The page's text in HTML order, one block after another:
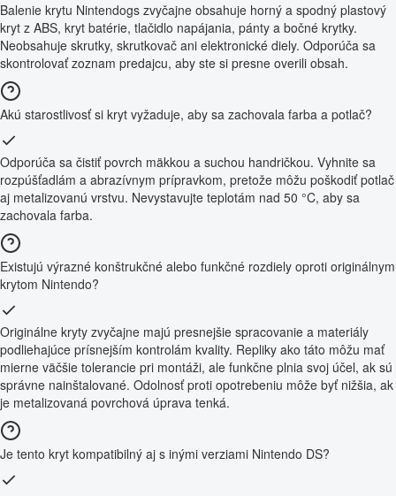
Balenie krytu Nintendogs zvyčajne obsahuje horný a spodný plastový
kryt z ABS, kryt batérie, tlačidlo napájania, pánty a bočné krytky.
Neobsahuje skrutky, skrutkovač ani elektronické diely. Odporúča sa
skontrolovať zoznam predajcu, aby ste si presne overili obsah.
Akú starostlivosť si kryt vyžaduje, aby sa zachovala farba a potlač?
Odporúča sa čistiť povrch mäkkou a suchou handričkou. Vyhnite sa
rozpúšťadlám a abrazívnym prípravkom, pretože môžu poškodiť potlač
aj metalizovanú vrstvu. Nevystavujte teplotám nad 50 °C, aby sa
zachovala farba.
Existujú výrazné konštrukčné alebo funkčné rozdiely oproti originálnym
krytom Nintendo?
Originálne kryty zvyčajne majú presnejšie spracovanie a materiály
podliehajúce prísnejším kontrolám kvality. Repliky ako táto môžu mať
mierne väčšie tolerancie pri montáži, ale funkčne plnia svoj účel, ak sú
správne nainštalované. Odolnosť proti opotrebeniu môže byť nižšia, ak
je metalizovaná povrchová úprava tenká.
Je tento kryt kompatibilný aj s inými verziami Nintendo DS?